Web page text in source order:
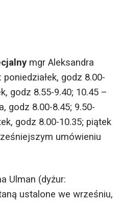
mgr Aleksandra
poniedziałek, godz 8.00-
godz 8.55-9.40; 10.45 –
godz 8.00-8.45; 9.50-
godz 8.00-10.35; piątek
umówieniu
Ulman (dyżur:
ustalone we wrześniu,